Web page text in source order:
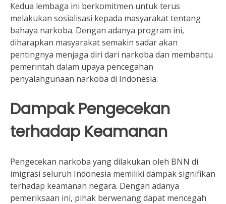
Kedua lembaga ini berkomitmen untuk terus
melakukan sosialisasi kepada masyarakat tentang
bahaya narkoba. Dengan adanya program ini,
diharapkan masyarakat semakin sadar akan
pentingnya menjaga diri dari narkoba dan membantu
pemerintah dalam upaya pencegahan
penyalahgunaan narkoba di Indonesia.
Dampak Pengecekan
terhadap Keamanan
Pengecekan narkoba yang dilakukan oleh BNN di
imigrasi seluruh Indonesia memiliki dampak signifikan
terhadap keamanan negara. Dengan adanya
pemeriksaan ini, pihak berwenang dapat mencegah